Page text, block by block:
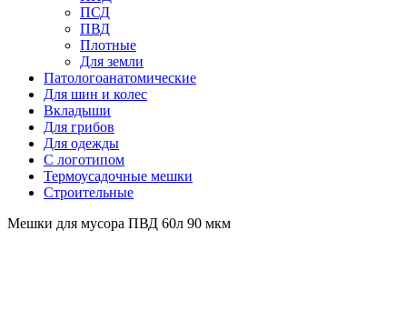
ПСД
ПВД
Плотные
Для земли
Патологоанатомические
Для шин и колес
Вкладыши
Для грибов
Для одежды
С логотипом
Термоусадочные мешки
Строительные
Мешки для мусора ПВД 60л 90 мкм